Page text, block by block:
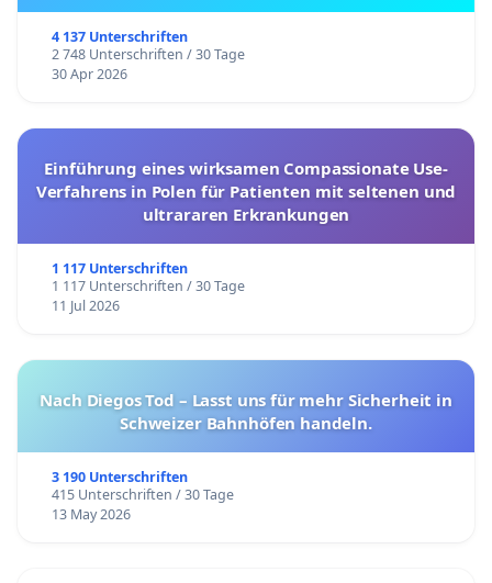
4 137 Unterschriften
2 748 Unterschriften / 30 Tage
30 Apr 2026
Einführung eines wirksamen Compassionate Use-
Verfahrens in Polen für Patienten mit seltenen und
ultrararen Erkrankungen
1 117 Unterschriften
1 117 Unterschriften / 30 Tage
11 Jul 2026
Nach Diegos Tod – Lasst uns für mehr Sicherheit in
Schweizer Bahnhöfen handeln.
3 190 Unterschriften
415 Unterschriften / 30 Tage
13 May 2026